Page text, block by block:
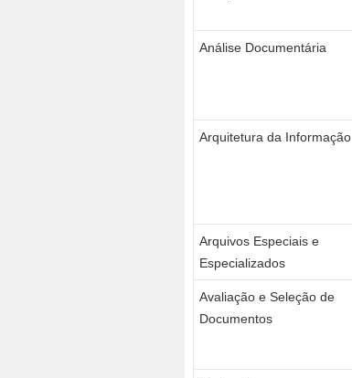
Análise Documentária
Arquitetura da Informação
Arquivos Especiais e
Especializados
Avaliação e Seleção de
Documentos